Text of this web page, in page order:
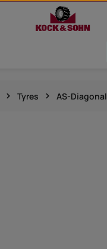
Tyres AS-Diagonal